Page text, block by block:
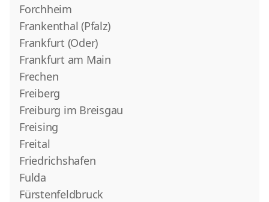
Forchheim
Frankenthal (Pfalz)
Frankfurt (Oder)
Frankfurt am Main
Frechen
Freiberg
Freiburg im Breisgau
Freising
Freital
Friedrichshafen
Fulda
Fürstenfeldbruck